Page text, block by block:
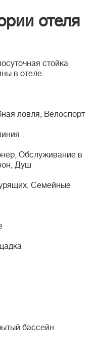
отеля
стойка
в отеле
ловля, Велоспорт
Обслуживание в
Душ
Семейные
бассейн